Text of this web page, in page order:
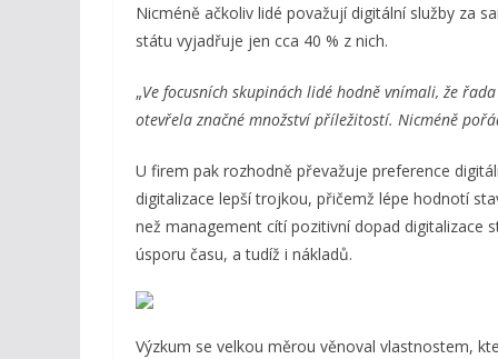
Nicméně ačkoliv lidé považují digitální služby za
státu vyjadřuje jen cca 40 % z nich.
„Ve focusních skupinách lidé hodně vnímali, že
otevřela značné množství příležitostí. Nicméně
U firem pak rozhodně převažuje preference
digitalizace lepší trojkou, přičemž lépe hodnotí
než management cítí pozitivní dopad digitalizace
úsporu času, a tudíž i nákladů.
Výzkum se velkou měrou věnoval vlastnostem,